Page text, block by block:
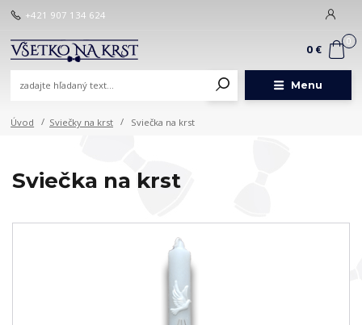
Menu
+421 907 134 624
0
0 €
Úvod Sviečky na krst Sviečka na krst
Sviečka na krst